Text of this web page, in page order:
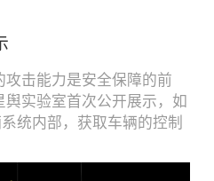
击能力是安全保障的前
实验室首次公开展示，如
统内部，获取车辆的控制